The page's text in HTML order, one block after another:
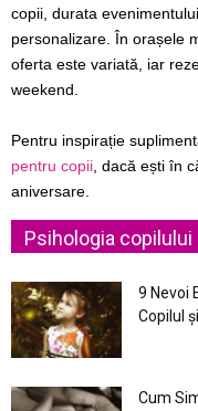
copii, durata
personalizare. În orașele
oferta este variată, iar
weekend.
Pentru inspirație
pentru copii, dacă ești în
aniversare.
Psihologia copilului
9 Nevoi
Copilul
Cum